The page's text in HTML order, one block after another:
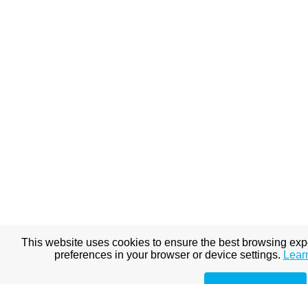
This website uses cookies to ensure the best browsing
preferences in your browser or device settings.